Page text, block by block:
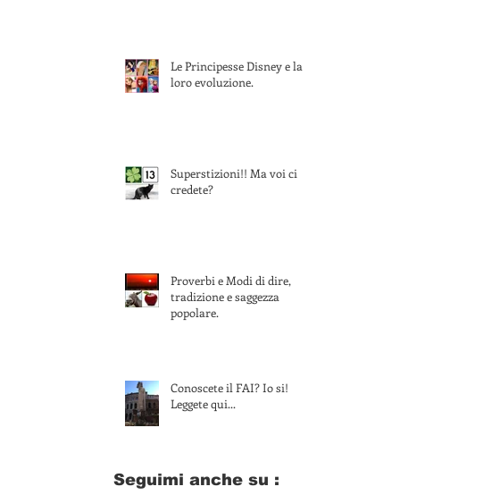
Le Principesse Disney e la
loro evoluzione.
Superstizioni!! Ma voi ci
credete?
Proverbi e Modi di dire,
tradizione e saggezza
popolare.
Conoscete il FAI? Io si!
Leggete qui...
Seguimi anche su :